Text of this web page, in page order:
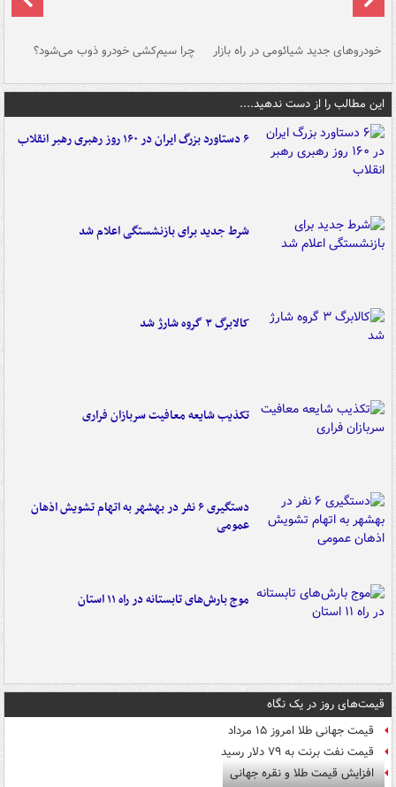
خودروهای جدید شیائومی در راه بازار چرا سیم‌کشی خودرو ذوب می‌شود؟
این مطالب را از دست ندهید....
۶ دستاورد بزرگ ایران در ۱۶۰ روز رهبری رهبر انقلاب
شرط جدید برای بازنشستگی اعلام شد
کالابرگ ۳ گروه شارژ شد
تکذیب شایعه معافیت سربازان فراری
دستگیری ۶ نفر در بهشهر به اتهام تشویش اذهان
عمومی
موج بارش‌های تابستانه در راه ۱۱ استان
قیمت‌های روز در یک نگاه
قیمت جهانی طلا امروز ۱۵ مرداد
قیمت نفت برنت به ۷۹ دلار رسید
افزایش قیمت طلا و نقره جهانی